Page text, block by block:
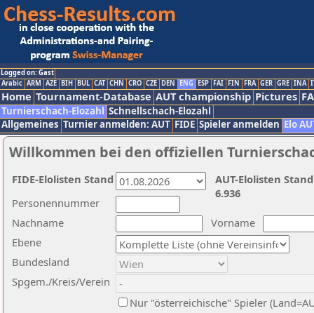
Logged on: Gast
Arabic ARM AZE BIH BUL CAT CHN CRO CZE DEN ENG ESP FAI FIN FRA GER GRE INA
Home Tournament-Database AUT championship Pictures
Turnierschach-Elozahl Schnellschach-Elozahl
Allgemeines Turnier anmelden: AUT FIDE Spieler anmelden Elo
Willkommen bei den offiziellen
Nachname
Vorname
Ebene
Personennummer
Bundesland
Spgem./Kreis/Verein
Nur "österreichische" Spieler
AUT-Elolisten
6.936
FIDE-Elolisten Stand